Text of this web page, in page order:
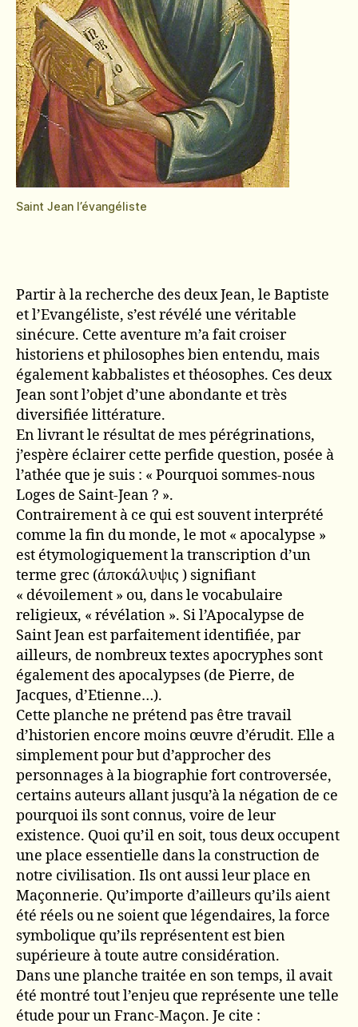
Saint Jean l’évangéliste
Partir à la recherche des deux Jean, le Baptiste
et l’Evangéliste, s’est révélé une véritable
sinécure. Cette aventure m’a fait croiser
historiens et philosophes bien entendu, mais
également kabbalistes et théosophes. Ces deux
Jean sont l’objet d’une abondante et très
diversifiée littérature.
En livrant le résultat de mes pérégrinations,
j’espère éclairer cette perfide question, posée à
l’athée que je suis : « Pourquoi sommes-nous
Loges de Saint-Jean ? ».
Contrairement à ce qui est souvent interprété
comme la fin du monde, le mot « apocalypse »
est étymologiquement la transcription d’un
terme grec (άποκάλυψις ) signifiant
« dévoilement » ou, dans le vocabulaire
religieux, « révélation ». Si l’Apocalypse de
Saint Jean est parfaitement identifiée, par
ailleurs, de nombreux textes apocryphes sont
également des apocalypses (de Pierre, de
Jacques, d’Etienne…).
Cette planche ne prétend pas être travail
d’historien encore moins œuvre d’érudit. Elle a
simplement pour but d’approcher des
personnages à la biographie fort controversée,
certains auteurs allant jusqu’à la négation de ce
pourquoi ils sont connus, voire de leur
existence. Quoi qu’il en soit, tous deux occupent
une place essentielle dans la construction de
notre civilisation. Ils ont aussi leur place en
Maçonnerie. Qu’importe d’ailleurs qu’ils aient
été réels ou ne soient que légendaires, la force
symbolique qu’ils représentent est bien
supérieure à toute autre considération.
Dans une planche traitée en son temps, il avait
été montré tout l’enjeu que représente une telle
étude pour un Franc-Maçon. Je cite :